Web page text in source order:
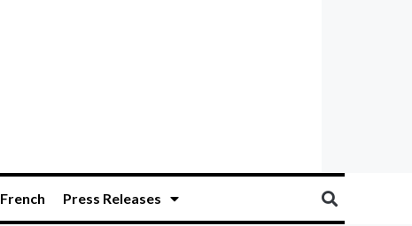
French Press Releases